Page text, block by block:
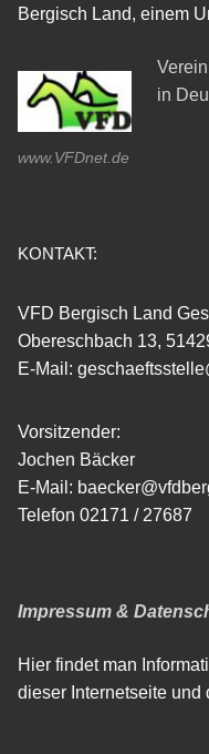
Bergisch Land, einem
www.VFDnet.de
in
KONTAKT:
VFD Bergisch Land
Obereschbach 13,
E-Mail:
Vorsitzender:
Jochen Bäcker
E-Mail:
Telefon 02171 / 27687
Impressum &
Hier findet man
dieser Internetseite und